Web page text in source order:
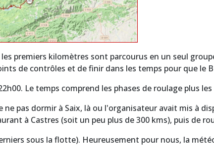
premiers kilomètres sont parcourus en un seul
de contrôles et de finir dans les temps pour que le
Le temps comprend les phases de roulage plus les
pas dormir à Saix, là ou l'organisateur avait mis à
à Castres (soit un peu plus de 300 kms), puis de
sous la flotte). Heureusement pour nous, la